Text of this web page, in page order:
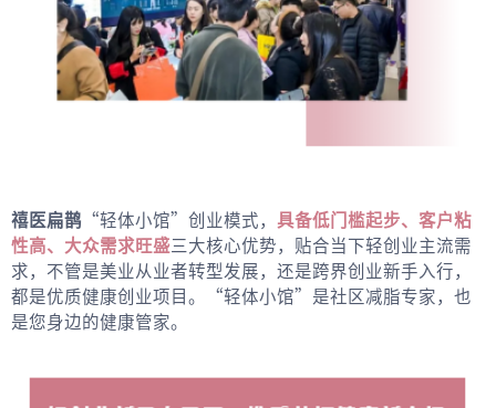
禧医扁鹊 “轻体小馆”创业模式， 具备低门槛起步、客户粘
性高、大众需求旺盛三大核心优势，贴合当下轻创业主流需
求，不管是美业从业者转型发展，还是跨界创业新手入行，
都是优质健康创业项目。“轻体小馆”是社区减脂专家，也
是您身边的健康管家。